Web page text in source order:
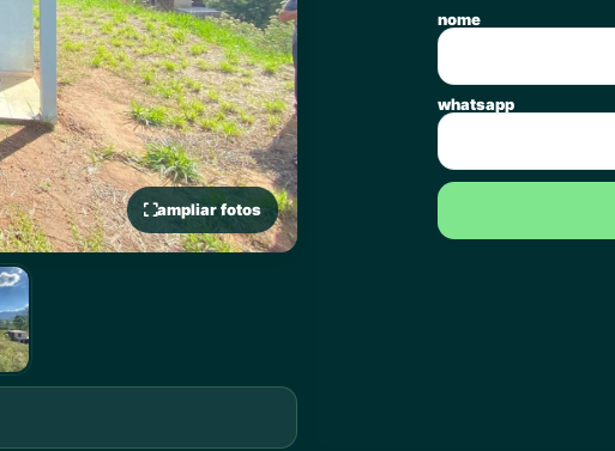
ampliar fotos
nome
whatsapp